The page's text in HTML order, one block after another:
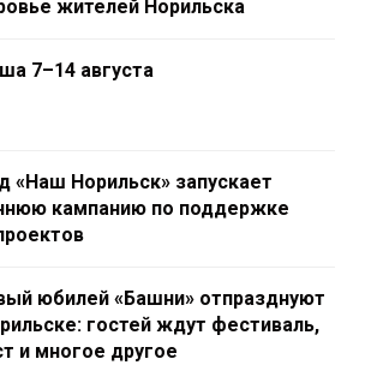
жителей Норильска
7–14 августа
«Наш Норильск» запускает
кампанию по поддержке
юбилей «Башни» отпразднуют
гостей ждут фестиваль,
и многое другое